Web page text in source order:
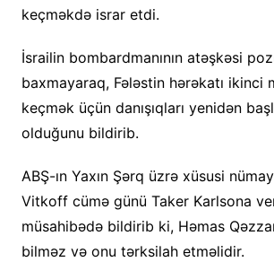
keçməkdə israr etdi.
İsrailin bombardmanının atəşkəsi
baxmayaraq, Fələstin hərəkatı ikinci
keçmək üçün danışıqları yenidən
olduğunu bildirib.
ABŞ-ın Yaxın Şərq üzrə xüsusi
Vitkoff cümə günü Taker Karlsona
müsahibədə bildirib ki, Həmas
bilməz və onu tərksilah etməlidir.